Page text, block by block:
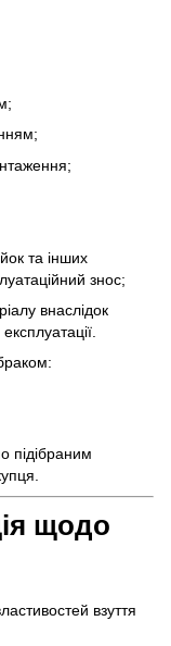
та інших
знос;
внаслідок
підібраним
щодо
взуття